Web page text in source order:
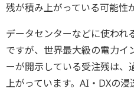
残が積み上がっている可能性
データセンターなどに使われ
ですが、世界最大級の電力イ
ーが開示している受注残は、
上がっています。AI・DXの